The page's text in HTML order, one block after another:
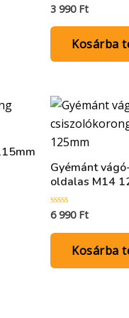
Értékelés:
/
3 990 Ft
Kosárba
Gyémánt
oldalas M14
Értékelés:
/
6 990 Ft
Kosárba